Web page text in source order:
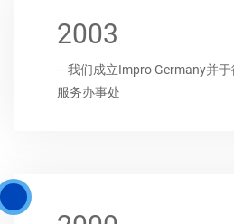
2003
– 我们成立Impro Germany并
服务办事处